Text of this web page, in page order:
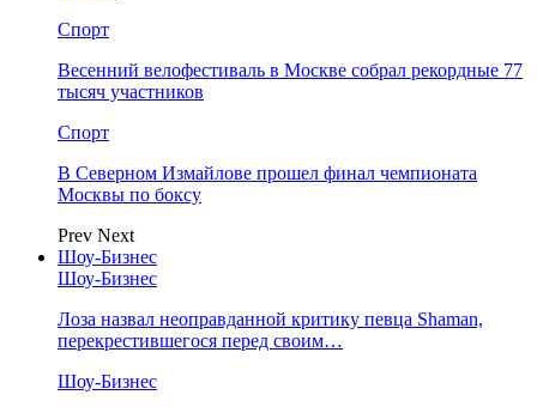
Спорт
Весенний велофестиваль в Москве собрал рекордные 77
тысяч участников
Спорт
В Северном Измайлове прошел финал чемпионата
Москвы по боксу
Prev Next
Шоу-Бизнес
Шоу-Бизнес
Лоза назвал неоправданной критику певца Shaman,
перекрестившегося перед своим…
Шоу-Бизнес